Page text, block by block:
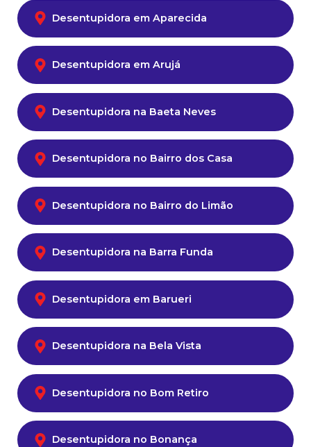
Desentupidora em Aparecida
Desentupidora em Arujá
Desentupidora na Baeta Neves
Desentupidora no Bairro dos Casa
Desentupidora no Bairro do Limão
Desentupidora na Barra Funda
Desentupidora em Barueri
Desentupidora na Bela Vista
Desentupidora no Bom Retiro
Desentupidora no Bonança